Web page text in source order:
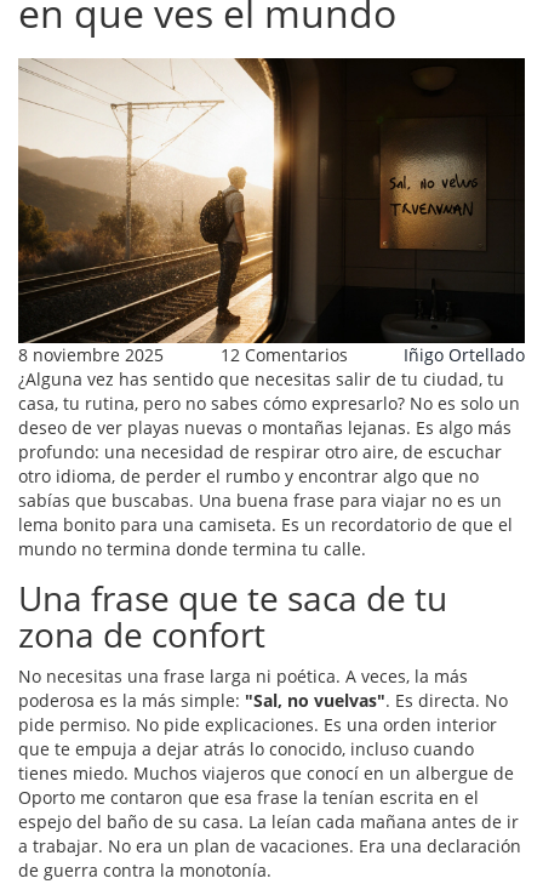
en que ves el mundo
8 noviembre 2025 12 Comentarios
Iñigo Ortellado
¿Alguna vez has sentido que necesitas salir de tu ciudad, tu
casa, tu rutina, pero no sabes cómo expresarlo? No es solo un
deseo de ver playas nuevas o montañas lejanas. Es algo más
profundo: una necesidad de respirar otro aire, de escuchar
otro idioma, de perder el rumbo y encontrar algo que no
sabías que buscabas. Una buena frase para viajar no es un
lema bonito para una camiseta. Es un recordatorio de que el
mundo no termina donde termina tu calle.
Una frase que te saca de tu
zona de confort
No necesitas una frase larga ni poética. A veces, la más
poderosa es la más simple: "Sal, no vuelvas". Es directa. No
pide permiso. No pide explicaciones. Es una orden interior
que te empuja a dejar atrás lo conocido, incluso cuando
tienes miedo. Muchos viajeros que conocí en un albergue de
Oporto me contaron que esa frase la tenían escrita en el
espejo del baño de su casa. La leían cada mañana antes de ir
a trabajar. No era un plan de vacaciones. Era una declaración
de guerra contra la monotonía.